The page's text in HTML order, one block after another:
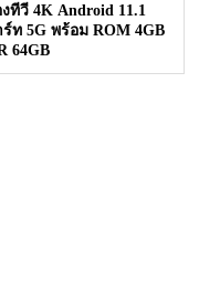
ทีวี 4K Android 11.1
ท 5G พร้อม ROM 4GB
64GB